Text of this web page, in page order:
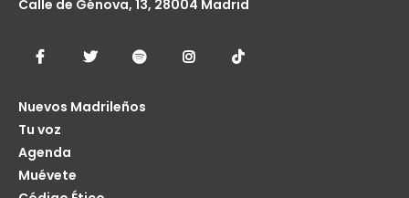
Calle de Génova, 13, 28004 Madrid
Nuevos Madrileños
Tu voz
Agenda
Muévete